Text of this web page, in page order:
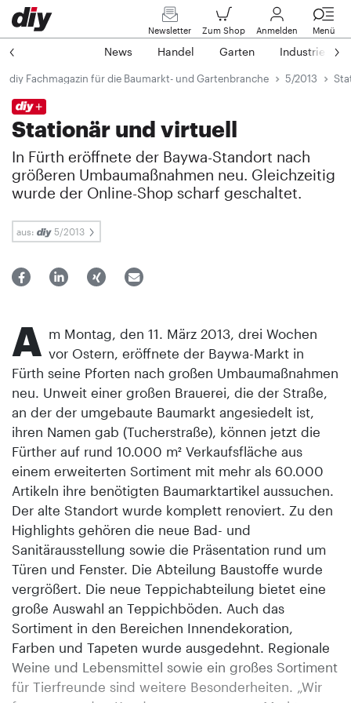
Newsletter Zum Shop Anmelden Menü
News Handel Garten Industrie
diy Fachmagazin für die Baumarkt- und Gartenbranche 5/2013
Stationär und virtuell
In Fürth eröffnete der Baywa-Standort nach
größeren Umbaumaßnahmen neu. Gleichzeitig
wurde der Online-Shop scharf geschaltet.
aus: 5/2013
A m Montag, den 11. März 2013, drei Wochen
vor Ostern, eröffnete der Baywa-Markt in
Fürth seine Pforten nach großen Umbaumaßnahmen
neu. Unweit einer großen Brauerei, die der Straße,
an der der umgebaute Baumarkt angesiedelt ist,
ihren Namen gab (Tucherstraße), können jetzt die
Fürther auf rund 10.000 m² Verkaufsfläche aus
einem erweiterten Sortiment mit mehr als 60.000
Artikeln ihre benötigten Baumarktartikel aussuchen.
Der alte Standort wurde komplett renoviert. Zu den
Highlights gehören die neue Bad- und
Sanitärausstellung sowie die Präsentation rund um
Türen und Fenster. Die Abteilung Baustoffe wurde
vergrößert. Die neue Teppichabteilung bietet eine
große Auswahl an Teppichböden. Auch das
Sortiment in den Bereichen Innendekoration,
Farben und Tapeten wurde ausgedehnt. Regionale
Weine und Lebensmittel sowie ein großes Sortiment
für Tierfreunde sind weitere Besonderheiten. „Wir